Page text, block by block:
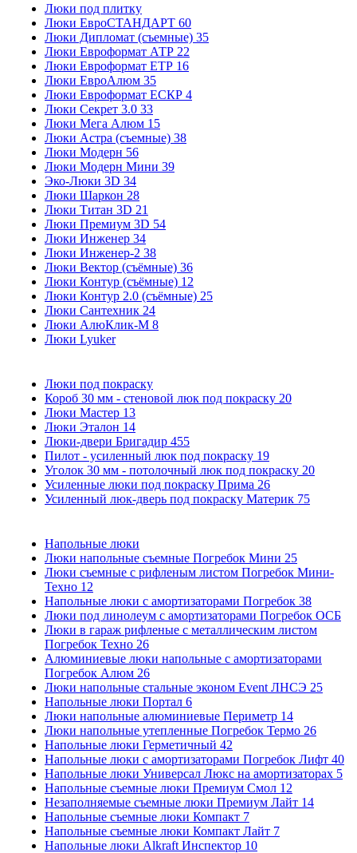
Люки под плитку
Люки ЕвроСТАНДАРТ 60
Люки Дипломат (съемные) 35
Люки Евроформат АТР 22
Люки Евроформат ЕТР 16
Люки ЕвроАлюм 35
Люки Евроформат ЕСКР 4
Люки Секрет 3.0 33
Люки Мега Алюм 15
Люки Астра (съемные) 38
Люки Модерн 56
Люки Модерн Мини 39
Эко-Люки 3D 34
Люки Шаркон 28
Люки Титан 3D 21
Люки Премиум 3D 54
Люки Инженер 34
Люки Инженер-2 38
Люки Вектор (съёмные) 36
Люки Контур (съёмные) 12
Люки Контур 2.0 (съёмные) 25
Люки Сантехник 24
Люки АлюКлик-М 8
Люки Lyuker
Люки под покраску
Короб 30 мм - стеновой люк под покраску 20
Люки Мастер 13
Люки Эталон 14
Люки-двери Бригадир 455
Пилот - усиленный люк под покраску 19
Уголок 30 мм - потолочный люк под покраску 20
Усиленные люки под покраску Прима 26
Усиленный люк-дверь под покраску Материк 75
Напольные люки
Люки напольные съемные Погребок Мини 25
Люки съемные с рифленым листом Погребок Мини-
Техно 12
Напольные люки с амортизаторами Погребок 38
Люки под линолеум с амортизаторами Погребок ОСБ
Люки в гараж рифленые с металлическим листом
Погребок Техно 26
Алюминиевые люки напольные с амортизаторами
Погребок Алюм 26
Люки напольные стальные эконом Event ЛНСЭ 25
Напольные люки Портал 6
Люки напольные алюминиевые Периметр 14
Люки напольные утепленные Погребок Термо 26
Напольные люки Герметичный 42
Напольные люки с амортизаторами Погребок Лифт 40
Напольные люки Универсал Люкс на амортизаторах 5
Напольные съемные люки Премиум Смол 12
Незаполняемые съемные люки Премиум Лайт 14
Напольные съемные люки Компакт 7
Напольные съемные люки Компакт Лайт 7
Напольные люки Alkraft Инспектор 10